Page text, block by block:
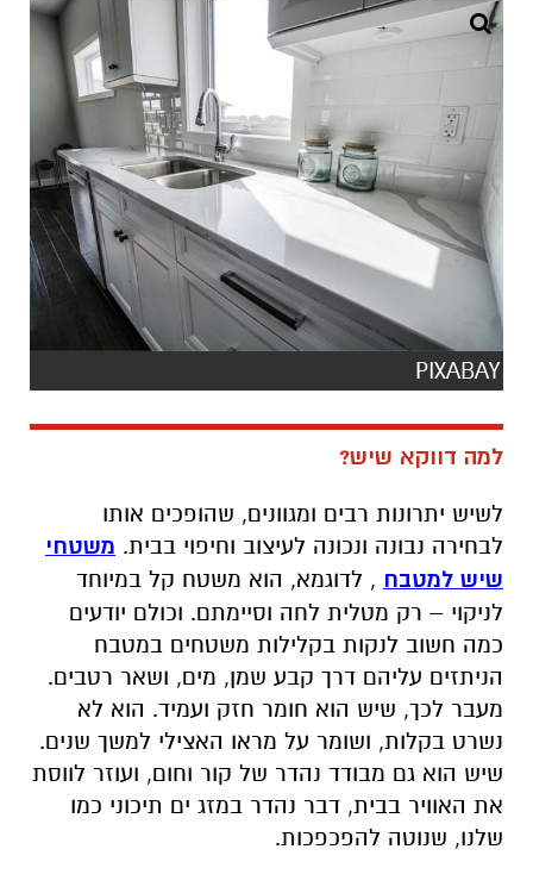
PIXABAY
למה דווקא שיש?
לשיש יתרונות רבים ומגוונים, שהופכים אותו
לבחירה נבונה ונכונה לעיצוב וחיפוי בבית. משטחי
שיש למטבח , לדוגמא, הוא משטח קל במיוחד
לניקוי – רק מטלית לחה וסיימתם. וכולם יודעים
כמה חשוב לנקות בקלילות משטחים במטבח
הניתזים עליהם דרך קבע שמן, מים, ושאר רטבים.
מעבר לכך, שיש הוא חומר חזק ועמיד. הוא לא
נשרט בקלות, ושומר על מראו האצילי למשך שנים.
שיש הוא גם מבודד נהדר של קור וחום, ועוזר לווסת
את האוויר בבית, דבר נהדר במזג ים תיכוני כמו
שלנו, שנוטה להפכפכות.